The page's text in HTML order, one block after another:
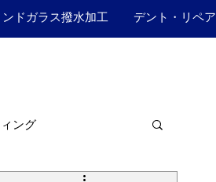
ンドガラス撥水加工 デント・リペア
ング